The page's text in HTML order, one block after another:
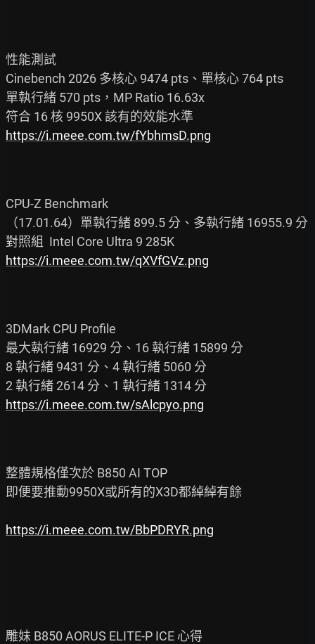
性能測試
Cinebench 2026 多核心 9474 pts、單核心 764 pts
單執行緒 570 pts，MP Ratio 16.63x
https://i.meee.com.tw/fYbhmsD.png
CPU-Z Benchmark
（17.01.64）單執行緒 899.5 分、多執行緒 16955.9 分
https://i.meee.com.tw/qXVfGVz.png
3DMark CPU Profile
最大執行緒 16929 分、16 執行緒 15899 分
8 執行緒 9431 分、4 執行緒 5060 分
https://i.meee.com.tw/sAlcpyo.png
整體規格僅次於 B850 AI TOP
即便要推動9950X或所有的X3D都綽綽有餘
https://i.meee.com.tw/BbPDRYR.png
雕妹 B850 AORUS ELITE-P ICE 心得